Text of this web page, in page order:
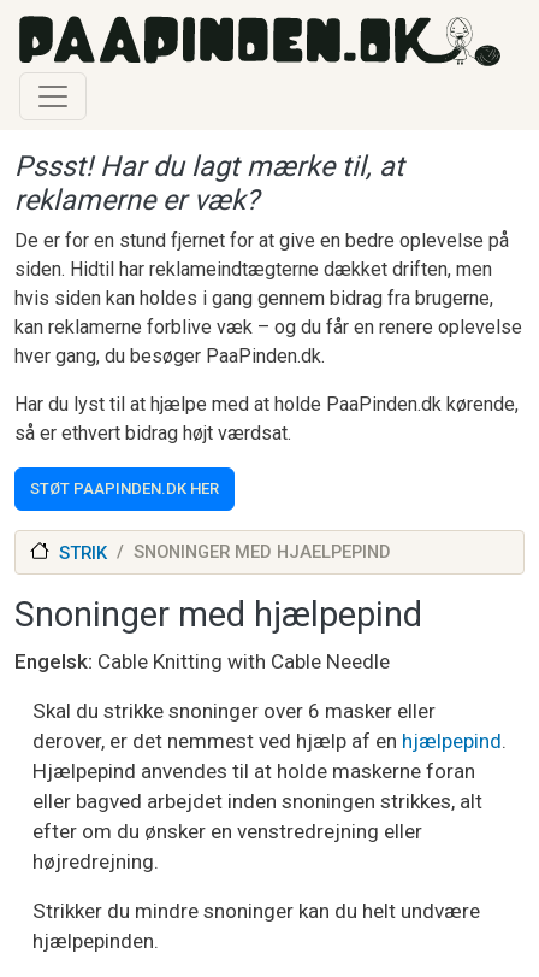
Gå til hovedindhold
Pssst! Har du lagt mærke til, at
reklamerne er væk?
De er for en stund fjernet for at give en bedre oplevelse på
siden. Hidtil har reklameindtægterne dækket driften, men
hvis siden kan holdes i gang gennem bidrag fra brugerne,
kan reklamerne forblive væk – og du får en renere oplevelse
hver gang, du besøger PaaPinden.dk.
Har du lyst til at hjælpe med at holde PaaPinden.dk kørende,
så er ethvert bidrag højt værdsat.
STØT PAAPINDEN.DK HER
STRIK SNONINGER MED HJAELPEPIND
Snoninger med hjælpepind
Engelsk Cable Knitting with Cable Needle
Skal du strikke snoninger over 6 masker eller
derover, er det nemmest ved hjælp af en hjælpepind.
Hjælpepind anvendes til at holde maskerne foran
eller bagved arbejdet inden snoningen strikkes, alt
efter om du ønsker en venstredrejning eller
højredrejning.
Strikker du mindre snoninger kan du helt undvære
hjælpepinden.